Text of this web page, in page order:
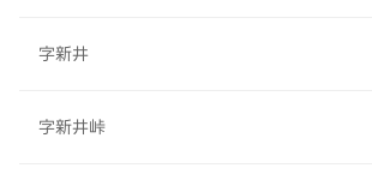
字新井
字新井峠